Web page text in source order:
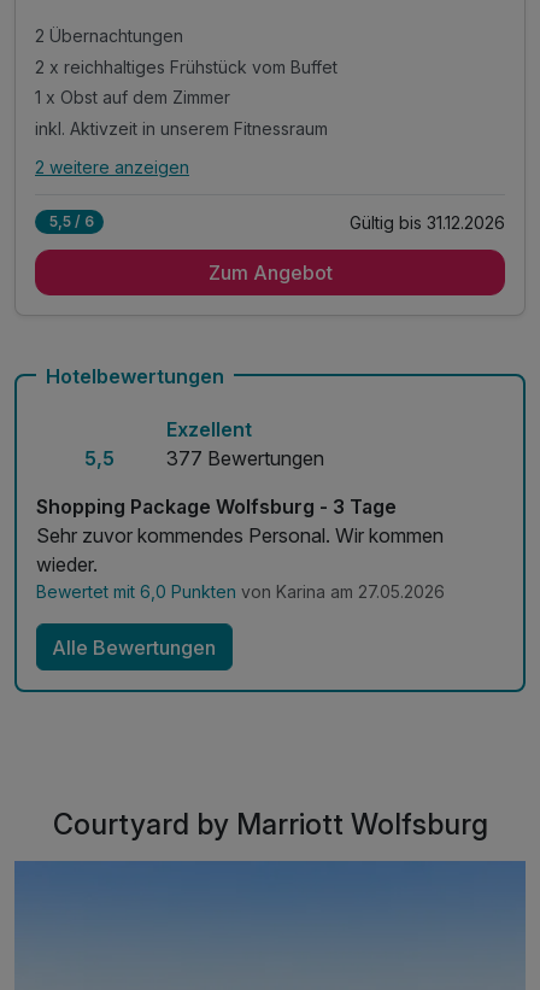
2 Übernachtungen
2 x reichhaltiges Frühstück vom Buffet
1 x Obst auf dem Zimmer
inkl. Aktivzeit in unserem Fitnessraum
Alle Inklusivleistungen
2 x reichhaltiges Frühstück vom Buffet
inkl. Parkplatz
2 weitere anzeigen
5,5 / 6 Gültig bis 31.12.2026
Zum Angebot
Hotelbewertungen
5,5
Exzellent
377 Bewertungen
Shopping Package Wolfsburg - 3 Tage
Sehr zuvor kommendes Personal. Wir kommen
wieder.
Bewertet mit 6,0 Punkten von Karina am 27.05.2026
Alle Bewertungen
Courtyard by Marriott Wolfsburg